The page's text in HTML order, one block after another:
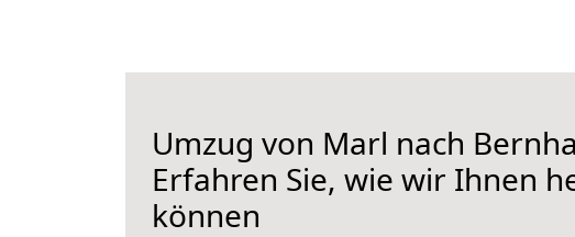
Umzug von Marl nach
Erfahren Sie, wie wir Ihnen
können